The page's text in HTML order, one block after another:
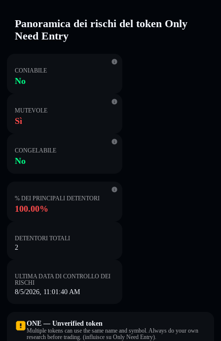
Panoramica dei rischi del token Only
Need Entry
CONIABILE
No
MUTEVOLE
Sì
CONGELABILE
No
% DEI PRINCIPALI DETENTORI
100.00%
DETENTORI TOTALI
2
ULTIMA DATA DI CONTROLLO DEI
RISCHI
8/5/2026, 11:01:40 AM
ONE — Unverified token
Multiple tokens can use the same name and symbol. Always do your own
research before trading. (influisce su Only Need Entry).